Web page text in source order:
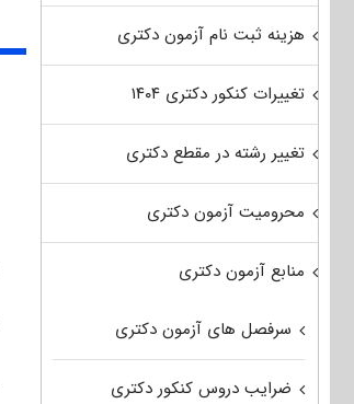
هزینه ثبت نام آزمون دکتری
تغییرات کنکور دکتری ۱۴۰۴
تغییر رشته در مقطع دکتری
محرومیت آزمون دکتری
منابع آزمون دکتری
سرفصل های آزمون دکتری
ضرایب دروس کنکور دکتری